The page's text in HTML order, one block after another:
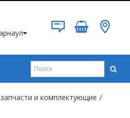
и комплектующие /